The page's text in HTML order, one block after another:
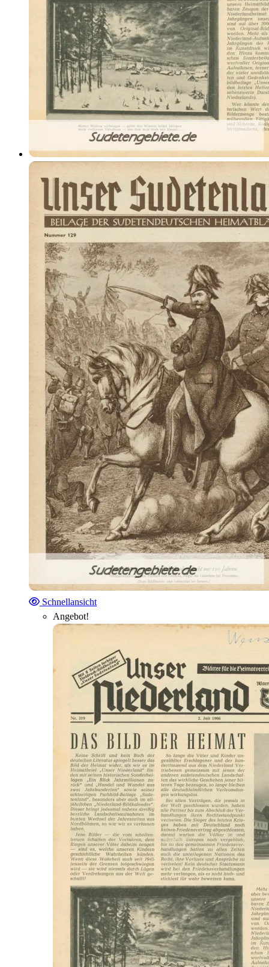
Schnellansicht
Angebot!